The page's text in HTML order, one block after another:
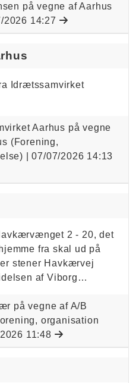
på vegne af Aarhus
2026 14:27
Idrætssamvirket
Aarhus på vegne
(Forening,
|07/07/2026 14:13
2 - 20, det
fra skal ud på
stener Havkærvej
af Viborg…
på vegne af A/B
organisation
11:48